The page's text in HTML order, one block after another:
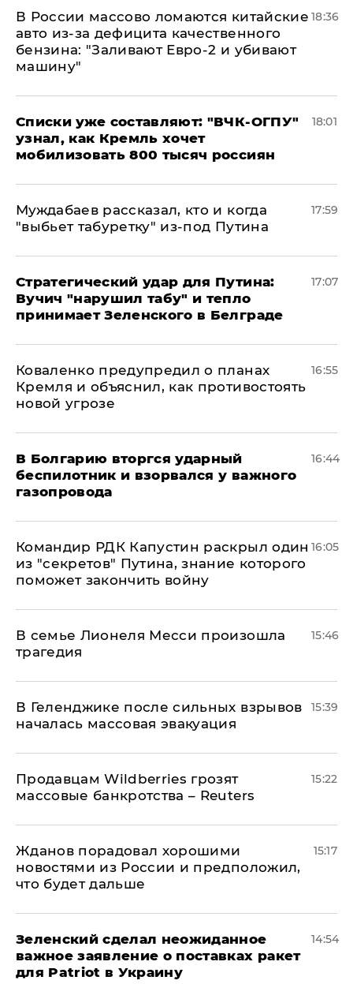
В России массово ломаются китайские
авто из-за дефицита качественного
бензина: "Заливают Евро-2 и убивают
машину"
18:36
Списки уже составляют: "ВЧК-ОГПУ"
узнал, как Кремль хочет
мобилизовать 800 тысяч россиян
18:01
Муждабаев рассказал, кто и когда
"выбьет табуретку" из-под Путина
17:59
Стратегический удар для Путина:
Вучич "нарушил табу" и тепло
принимает Зеленского в Белграде
17:07
Коваленко предупредил о планах
Кремля и объяснил, как противостоять
новой угрозе
16:55
В Болгарию вторгся ударный
беспилотник и взорвался у важного
газопровода
16:44
Командир РДК Капустин раскрыл один
из "секретов" Путина, знание которого
поможет закончить войну
16:05
В семье Лионеля Месси произошла
трагедия
15:46
В Геленджике после сильных взрывов
началась массовая эвакуация
15:39
Продавцам Wildberries грозят
массовые банкротства – Reuters
15:22
Жданов порадовал хорошими
новостями из России и предположил,
что будет дальше
15:17
Зеленский сделал неожиданное
важное заявление о поставках ракет
для Patriot в Украину
14:54